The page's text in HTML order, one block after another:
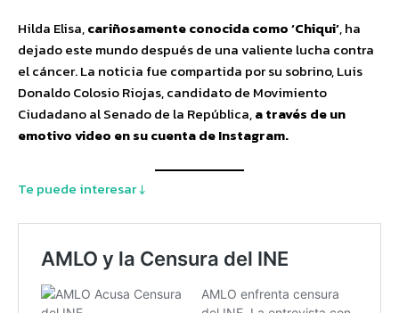
Hilda Elisa,cariñosamente conocida como ‘Chiqui’, ha
dejado este mundo después de una valiente lucha contra
el cáncer. La noticia fue compartida por su sobrino, Luis
Donaldo Colosio Riojas, candidato de Movimiento
Ciudadano al Senado de la República,a través de un
emotivo video en su cuenta de Instagram.
Te puede interesar ↓